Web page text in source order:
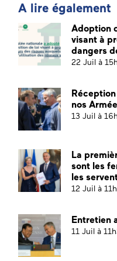
A lire également
Adoption
visant à
dangers
22 Juil à
Réception
nos
13 Juil à
La
sont les
les
12 Juil à
Entretien
11 Juil à